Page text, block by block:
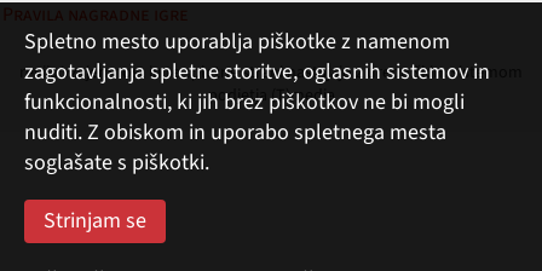
Pravila nagradne igre
revija Vzajemnost in te spletne strani nastajajo z uredniškim sistemom
podjetja (T)media
Spletno mesto uporablja piškotke z namenom
zagotavljanja spletne storitve, oglasnih sistemov in
funkcionalnosti, ki jih brez piškotkov ne bi mogli
nuditi. Z obiskom in uporabo spletnega mesta
soglašate s piškotki.